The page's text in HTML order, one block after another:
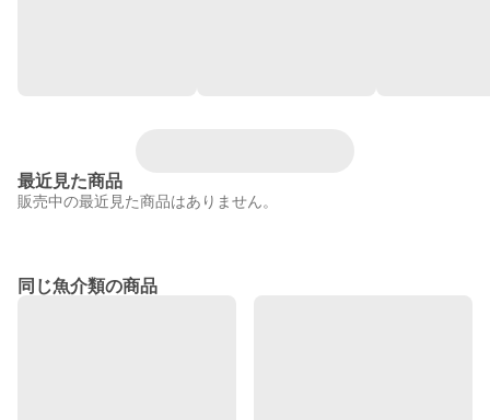
最近見た商品
販売中の最近見た商品はありません。
同じ魚介類の商品